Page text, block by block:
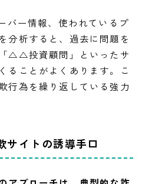
バー情報、使われているプ
分析すると、過去に問題を
△△投資顧問」といったサ
ることがよくあります。こ
行為を繰り返している強力
サイトの誘導手口